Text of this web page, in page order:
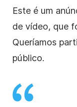
Este é um
de vídeo, que
Queríamos
público.